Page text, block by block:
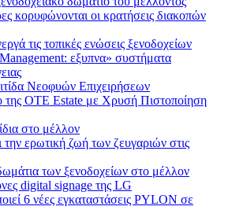
κορυφώνονται οι κρατήσεις διακοπών
τις τοπικές ενώσεις ξενοδοχείων
εξυπνα» συστήματα
Νεοφυών Επιχειρήσεων
της OTE Estate με Χρυσή Πιστοποίηση
στο μέλλον
την ερωτική ζωή των ζευγαριών στις
των ξενοδοχείων στο μέλλον
digital signage της LG
6 νέες εγκαταστάσεις PYLON σε